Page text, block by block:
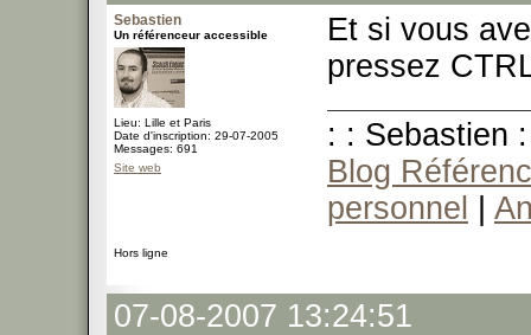
Sebastien
Un référenceur accessible
Lieu: Lille et Paris
Date d'inscription: 29-07-2005
Messages: 691
Site web
Et si vous
pressez
: : Sebastien
Blog
personnel
Hors ligne
07-08-2007 13:24:51